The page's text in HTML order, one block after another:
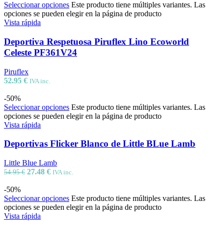
Seleccionar opciones Este producto tiene múltiples variantes. Las
opciones se pueden elegir en la página de producto
Vista rápida
Deportiva Respetuosa Piruflex Lino Ecoworld
Celeste PF361V24
Piruflex
52.95 € IVA inc.
-50%
Seleccionar opciones Este producto tiene múltiples variantes. Las
opciones se pueden elegir en la página de producto
Vista rápida
Deportivas Flicker Blanco de Little BLue Lamb
Little Blue Lamb
54.95€ 27.48 € IVA inc.
-50%
Seleccionar opciones Este producto tiene múltiples variantes. Las
opciones se pueden elegir en la página de producto
Vista rápida